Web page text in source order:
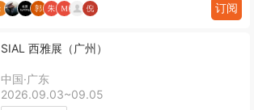
订阅
SIAL 西雅展（广州）
中国·广东
2026.09.03~09.05